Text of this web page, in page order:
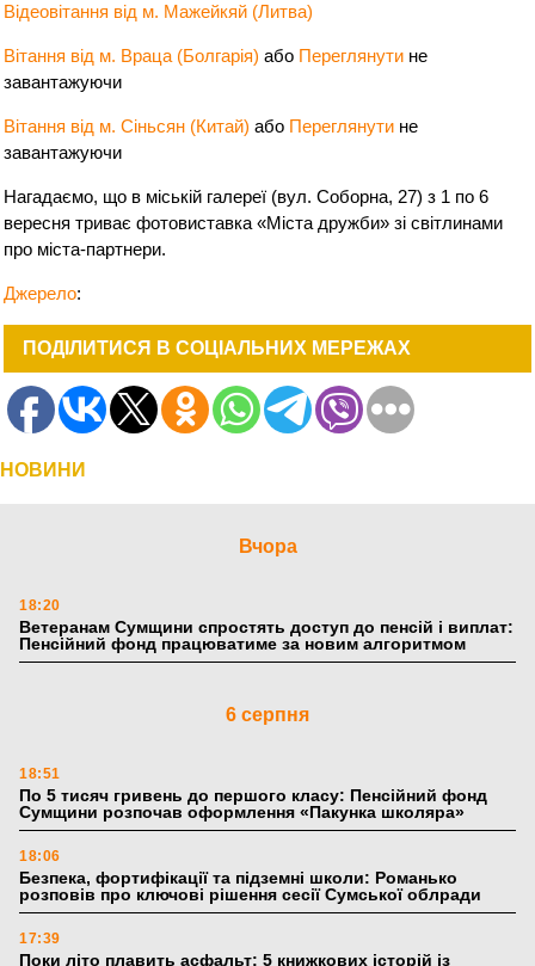
Відеовітання від м. Мажейкяй (Литва)
Вітання від м. Враца (Болгарія) або Переглянути не
завантажуючи
Вітання від м. Сіньсян (Китай) або Переглянути не
завантажуючи
Нагадаємо, що в міській галереї (вул. Соборна, 27) з 1 по 6
вересня триває фотовиставка «Міста дружби» зі світлинами
про міста-партнери.
Джерело:
ПОДІЛИТИСЯ В СОЦІАЛЬНИХ МЕРЕЖАХ
НОВИНИ
Вчора
18:20
Ветеранам Сумщини спростять доступ до пенсій і виплат:
Пенсійний фонд працюватиме за новим алгоритмом
6 серпня
18:51
По 5 тисяч гривень до першого класу: Пенсійний фонд
Сумщини розпочав оформлення «Пакунка школяра»
18:06
Безпека, фортифікації та підземні школи: Романько
розповів про ключові рішення сесії Сумської облради
17:39
Поки літо плавить асфальт: 5 книжкових історій із